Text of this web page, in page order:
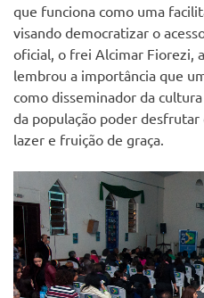
que funciona como uma
visando democratizar o
oficial, o frei Alcimar Fiorezi,
lembrou a importância que
como disseminador da
da população poder
lazer e fruição de graça.